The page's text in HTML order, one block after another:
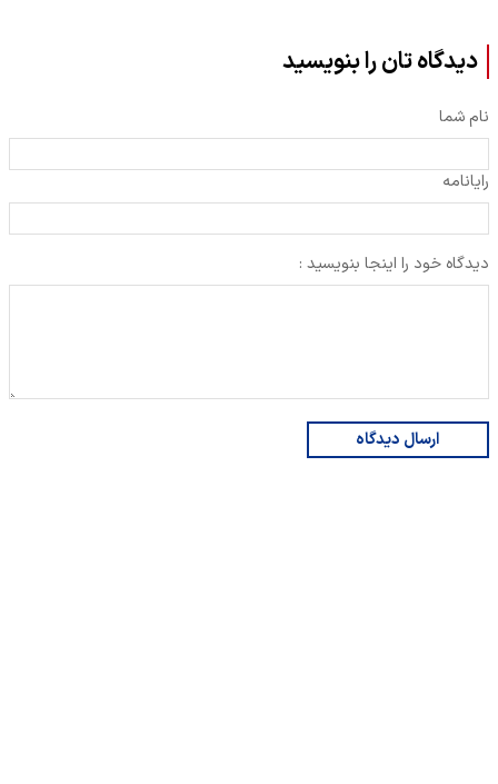
دیدگاه تان را بنویسید
نام شما
رایانامه
دیدگاه خود را اینجا بنویسید :
ارسال دیدگاه